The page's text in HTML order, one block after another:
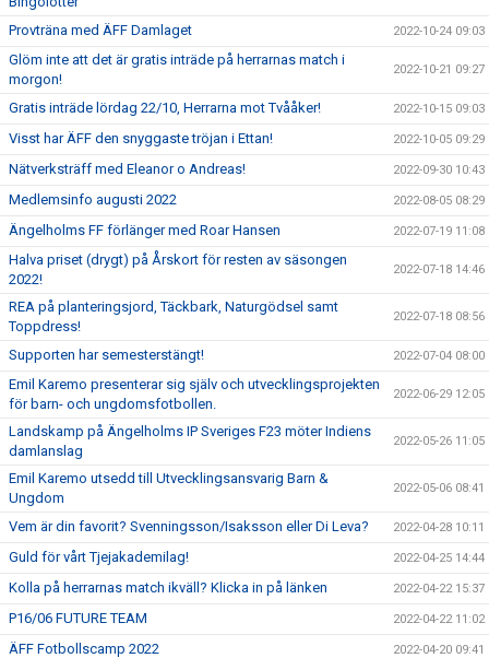
Provträna med ÄFF Damlaget 2022-10-24 09:03
Glöm inte att det är gratis inträde på herrarnas match i
morgon!
2022-10-21 09:27
Gratis inträde lördag 22/10, Herrarna mot Tvååker! 2022-10-15 09:03
Visst har ÄFF den snyggaste tröjan i Ettan! 2022-10-05 09:29
Nätverksträff med Eleanor o Andreas! 2022-09-30 10:43
Medlemsinfo augusti 2022 2022-08-05 08:29
Ängelholms FF förlänger med Roar Hansen 2022-07-19 11:08
Halva priset (drygt) på Årskort för resten av säsongen
2022!
2022-07-18 14:46
REA på planteringsjord, Täckbark, Naturgödsel samt
Toppdress!
2022-07-18 08:56
Supporten har semesterstängt! 2022-07-04 08:00
Emil Karemo presenterar sig själv och utvecklingsprojekten
för barn- och ungdomsfotbollen.
2022-06-29 12:05
Landskamp på Ängelholms IP Sveriges F23 möter Indiens
damlanslag
2022-05-26 11:05
Emil Karemo utsedd till Utvecklingsansvarig Barn &
Ungdom
2022-05-06 08:41
Vem är din favorit? Svenningsson/Isaksson eller Di Leva? 2022-04-28 10:11
Guld för vårt Tjejakademilag! 2022-04-25 14:44
Kolla på herrarnas match ikväll? Klicka in på länken 2022-04-22 15:37
P16/06 FUTURE TEAM 2022-04-22 11:02
ÄFF Fotbollscamp 2022 2022-04-20 09:41